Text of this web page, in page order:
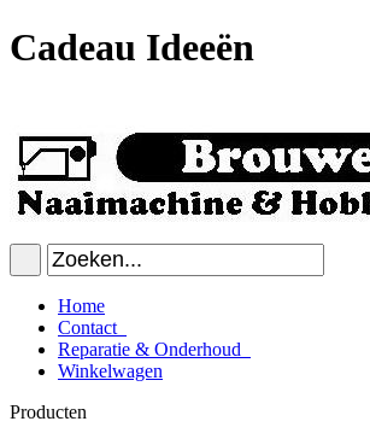
Cadeau Ideeën
Home
Contact
Reparatie & Onderhoud
Winkelwagen
Producten